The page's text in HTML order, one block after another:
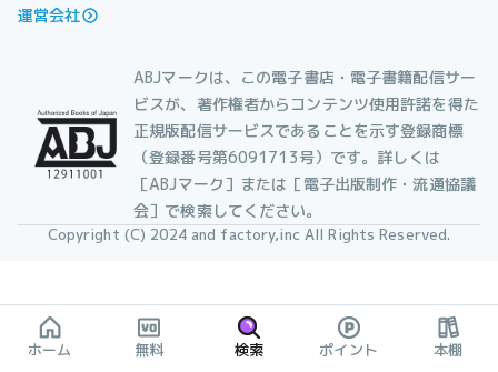
運営会社
ABJマークは、この電子書店・電子書籍配信サー
ビスが、著作権者からコンテンツ使用許諾を得た
正規版配信サービスであることを示す登録商標
（登録番号第6091713号）です。詳しくは
［ABJマーク］または［電子出版制作・流通協議
会］で検索してください。
Copyright (C) 2024 and factory,inc All Rights Reserved.
ホーム 無料 検索 ポイント 本棚